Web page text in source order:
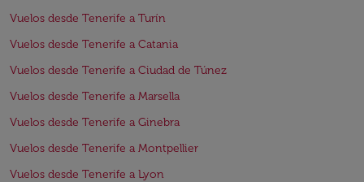
Vuelos desde Tenerife a Turín
Vuelos desde Tenerife a Catania
Vuelos desde Tenerife a Ciudad de Túnez
Vuelos desde Tenerife a Marsella
Vuelos desde Tenerife a Ginebra
Vuelos desde Tenerife a Montpellier
Vuelos desde Tenerife a Lyon